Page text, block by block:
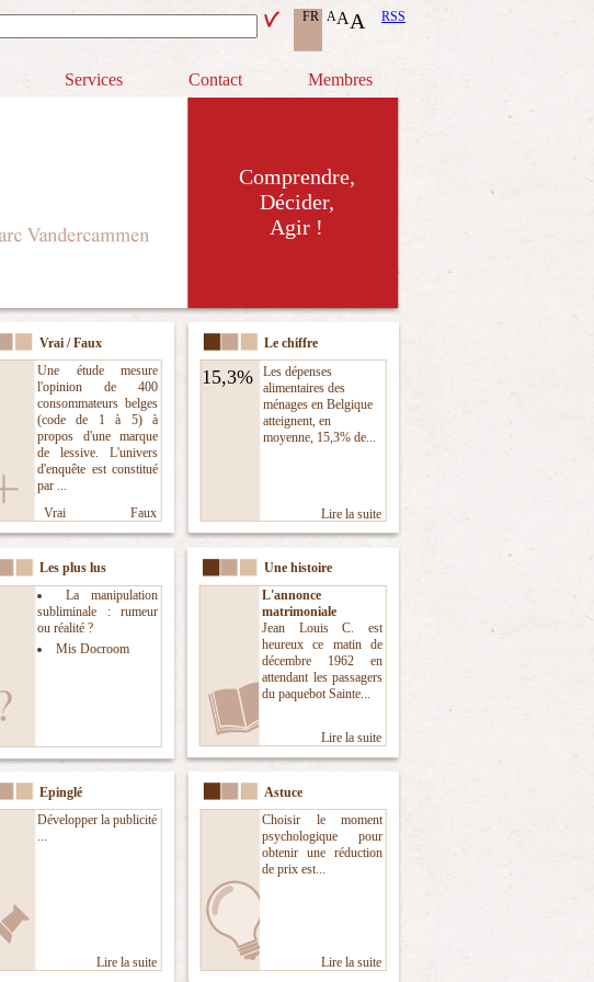
RSS
A
A
A
FR
Services Contact Membres
Comprendre,
Décider,
Agir !
Vrai / Faux
Une étude mesure
l'opinion de 400
consommateurs belges
(code de 1 à 5) à
propos d'une marque
de lessive. L'univers
d'enquête est constitué
par ...
Vrai
Faux
Le chiffre
15,3%
Les dépenses
alimentaires des
ménages en Belgique
atteignent, en
moyenne, 15,3% de...
Lire la suite
Les plus lus
La manipulation
subliminale : rumeur
ou réalité ?
Mis Docroom
Une histoire
L'annonce
matrimoniale
Jean Louis C. est
heureux ce matin de
décembre 1962 en
attendant les passagers
du paquebot Sainte...
Lire la suite
Epinglé
Développer la publicité
...
Lire la suite
Astuce
Choisir le moment
psychologique pour
obtenir une réduction
de prix est...
Lire la suite